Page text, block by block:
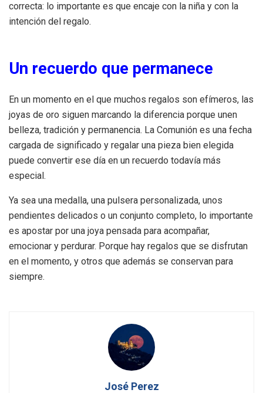
correcta: lo importante es que encaje con la niña y con la
intención del regalo.
Un recuerdo que permanece
En un momento en el que muchos regalos son efímeros, las
joyas de oro siguen marcando la diferencia porque unen
belleza, tradición y permanencia. La Comunión es una fecha
cargada de significado y regalar una pieza bien elegida
puede convertir ese día en un recuerdo todavía más
especial.
Ya sea una medalla, una pulsera personalizada, unos
pendientes delicados o un conjunto completo, lo importante
es apostar por una joya pensada para acompañar,
emocionar y perdurar. Porque hay regalos que se disfrutan
en el momento, y otros que además se conservan para
siempre.
José Perez